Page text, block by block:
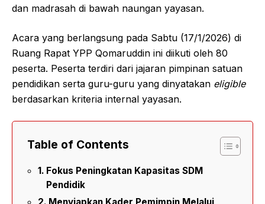
dan madrasah di bawah naungan yayasan.
Acara yang berlangsung pada Sabtu (17/1/2026) di
Ruang Rapat YPP Qomaruddin ini diikuti oleh 80
peserta. Peserta terdiri dari jajaran pimpinan satuan
pendidikan serta guru-guru yang dinyatakan eligible
berdasarkan kriteria internal yayasan.
Table of Contents
Fokus Peningkatan Kapasitas SDM
Pendidik